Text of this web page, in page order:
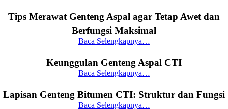
Tips Merawat Genteng Aspal agar Tetap Awet dan
Berfungsi Maksimal
Baca Selengkapnya…
Keunggulan Genteng Aspal CTI
Baca Selengkapnya…
Lapisan Genteng Bitumen CTI: Struktur dan Fungsi
Baca Selengkapnya…